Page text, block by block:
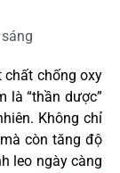
chất chống oxy
là “thần dược”
Không chỉ
còn tăng độ
leo ngày càng